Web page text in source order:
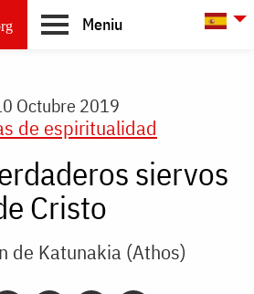
Meniu
Octubre 2019
de espiritualidad
siervos
Cristo
de Katunakia (Athos)